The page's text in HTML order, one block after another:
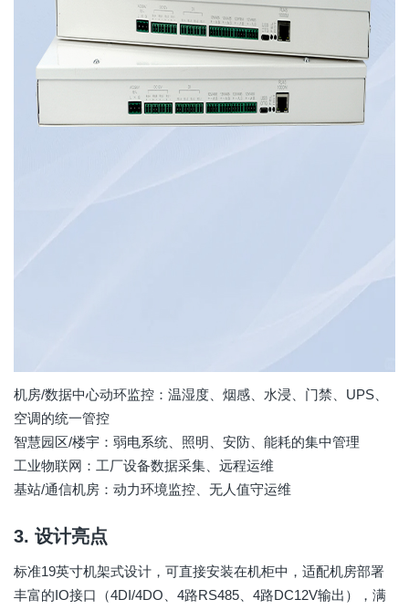
机房/数据中心动环监控：温湿度、烟感、水浸、门禁、UPS、
空调的统一管控
智慧园区/楼宇：弱电系统、照明、安防、能耗的集中管理
工业物联网：工厂设备数据采集、远程运维
基站/通信机房：动力环境监控、无人值守运维
3. 设计亮点
标准19英寸机架式设计，可直接安装在机柜中，适配机房部署
丰富的IO接口（4DI/4DO、4路RS485、4路DC12V输出），满